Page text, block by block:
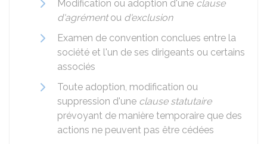
Modification ou adoption d'une clause
d'agrémentou d'exclusion
Examen de convention conclues entre la
société et l'un de ses dirigeants ou certains
associés
Toute adoption, modification ou
suppression d'une clause statutaire
prévoyant de manière temporaire que des
actions ne peuvent pas être cédées